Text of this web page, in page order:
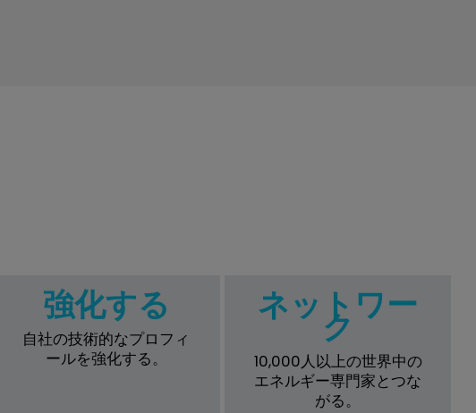
強化する
自社の技術的なプロフィ
ールを強化する。
ネットワー
ク
10,000人以上の世界中の
エネルギー専門家とつな
がる。